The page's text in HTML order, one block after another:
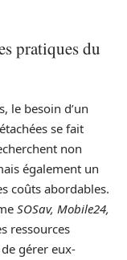
pratiques du
le besoin d’un
se fait
non
également un
coûts abordables.
SOSav, Mobile24,
ressources
gérer eux-